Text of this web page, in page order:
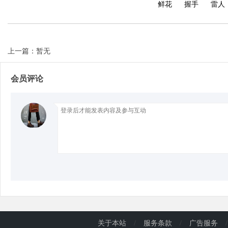
鲜花 握手 雷人
上一篇：暂无
会员评论
关于本站 / 服务条款 / 广告服务 /